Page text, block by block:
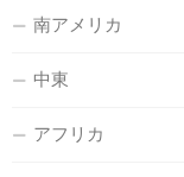
南アメリカ
中東
アフリカ